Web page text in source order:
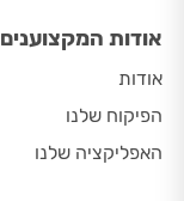
אודות המקצוענים
אודות
הפיקוח שלנו
האפליקציה שלנו